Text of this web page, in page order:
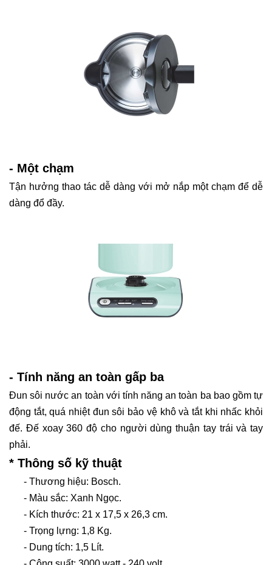
- Một chạm
Tận hưởng thao tác dễ dàng với mở nắp một chạm để dễ
dàng đổ đầy.
- Tính năng an toàn gấp ba
Đun sôi nước an toàn với tính năng an toàn ba bao gồm tự
động tắt, quá nhiệt đun sôi bảo vệ khô và tắt khi nhấc khỏi
đế. Đế xoay 360 độ cho người dùng thuận tay trái và tay
phải.
* Thông số kỹ thuật
- Thương hiệu: Bosch.
- Màu sắc: Xanh Ngọc.
- Kích thước: 21 x 17,5 x 26,3 cm.
- Trọng lựng: 1,8 Kg.
- Dung tích: 1,5 Lít.